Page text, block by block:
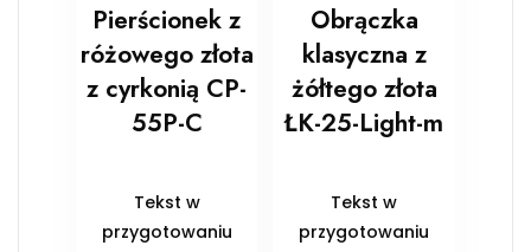
Pierścionek z
różowego złota
z cyrkonią CP-
55P-C
Tekst w
przygotowaniu
Obrączka
klasyczna z
żółtego złota
ŁK-25-Light-m
Tekst w
przygotowaniu